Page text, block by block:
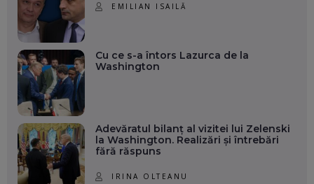
EMILIAN ISAILĂ
Cu ce s-a întors Lazurca de la
Washington
Adevăratul bilanț al vizitei lui Zelenski
la Washington. Realizări și întrebări
fără răspuns
IRINA OLTEANU